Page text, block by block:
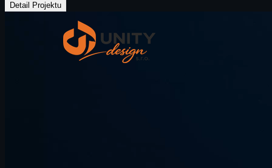
Detail Projektu